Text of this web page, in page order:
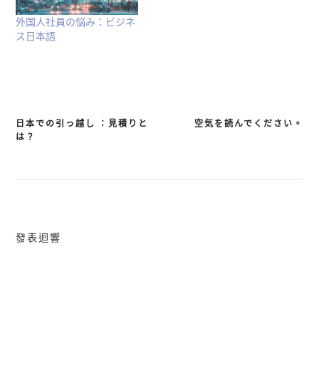
外国人社員の悩み：ビジネ
ス日本語
文
空気を読んでください。
日本での引っ越し ：見積りと
は？
發表迴響